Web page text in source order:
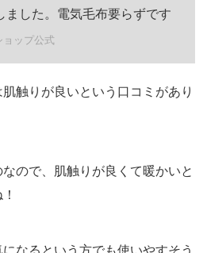
ました。電気毛布要らずです
ップ公式
触りが良いという口コミがあり
ので、肌触りが良くて暖かいと